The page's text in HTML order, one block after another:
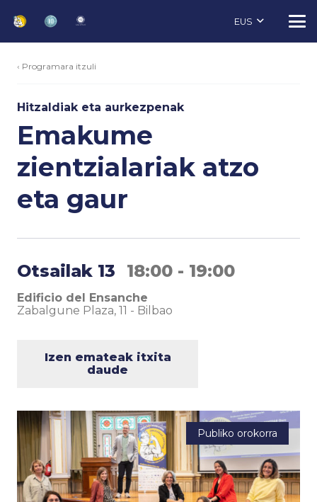
EUS
‹ Programara itzuli
Hitzaldiak eta aurkezpenak
Emakume
zientzialariak atzo
eta gaur
Otsailak 13 18:00 - 19:00
Edificio del Ensanche
Zabalgune Plaza, 11 - Bilbao
Izen emateak itxita
daude
Publiko orokorra